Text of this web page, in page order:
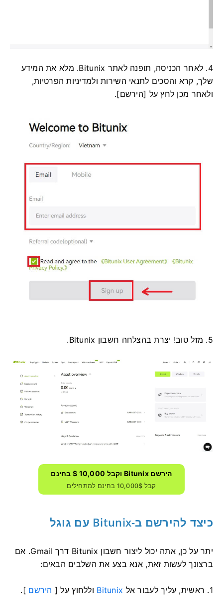
4. לאחר הכניסה, תופנה לאתר Bitunix.
מלא את המידע
שלך, קרא והסכים לתנאי השירות ולמדיניות הפרטיות,
ולאחר מכן לחץ על [הירשם].
5. מזל טוב! יצרת בהצלחה חשבון Bitunix.
הירשם Bitunix וקבל 10,000 $ בחינם
קבל 10,000$ בחינם למתחילים
כיצד להירשם ב-Bitunix עם גוגל
יתר על כן, אתה יכול ליצור חשבון Bitunix דרך Gmail.
אם
ברצונך לעשות זאת, אנא בצע את השלבים הבאים:
1. ראשית, עליך לעבור אל Bitunix וללחוץ על [ הירשם ].